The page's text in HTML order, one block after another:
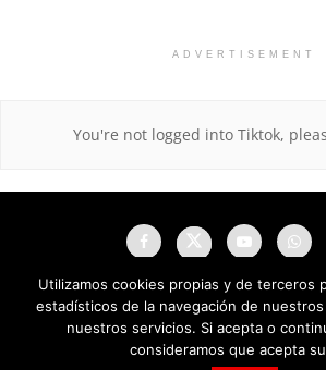
ADVERTISEMENT
You're not logged into Tiktok,
Utilizamos cookies propias y de terceros
estadísticos de la navegación de
nuestros servicios. Si acepta o
consideramos que acepta